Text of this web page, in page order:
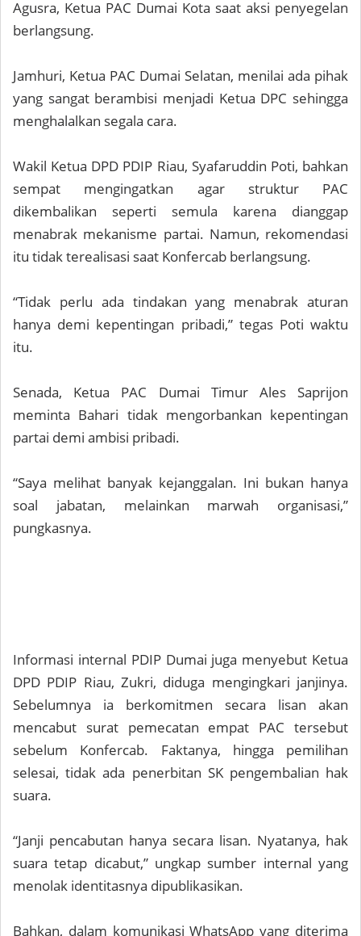
Agusra, Ketua PAC Dumai Kota saat aksi penyegelan
berlangsung.
Jamhuri, Ketua PAC Dumai Selatan, menilai ada pihak
yang sangat berambisi menjadi Ketua DPC sehingga
menghalalkan segala cara.
Wakil Ketua DPD PDIP Riau, Syafaruddin Poti, bahkan
sempat mengingatkan agar struktur PAC
dikembalikan seperti semula karena dianggap
menabrak mekanisme partai. Namun, rekomendasi
itu tidak terealisasi saat Konfercab berlangsung.
“Tidak perlu ada tindakan yang menabrak aturan
hanya demi kepentingan pribadi,” tegas Poti waktu
itu.
Senada, Ketua PAC Dumai Timur Ales Saprijon
meminta Bahari tidak mengorbankan kepentingan
partai demi ambisi pribadi.
“Saya melihat banyak kejanggalan. Ini bukan hanya
soal jabatan, melainkan marwah organisasi,”
pungkasnya.
Informasi internal PDIP Dumai juga menyebut Ketua
DPD PDIP Riau, Zukri, diduga mengingkari janjinya.
Sebelumnya ia berkomitmen secara lisan akan
mencabut surat pemecatan empat PAC tersebut
sebelum Konfercab. Faktanya, hingga pemilihan
selesai, tidak ada penerbitan SK pengembalian hak
suara.
“Janji pencabutan hanya secara lisan. Nyatanya, hak
suara tetap dicabut,” ungkap sumber internal yang
menolak identitasnya dipublikasikan.
Bahkan, dalam komunikasi WhatsApp yang diterima